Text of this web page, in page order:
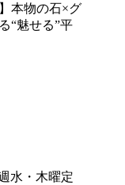
本物の石×グ
“魅せる”平
水・木曜定